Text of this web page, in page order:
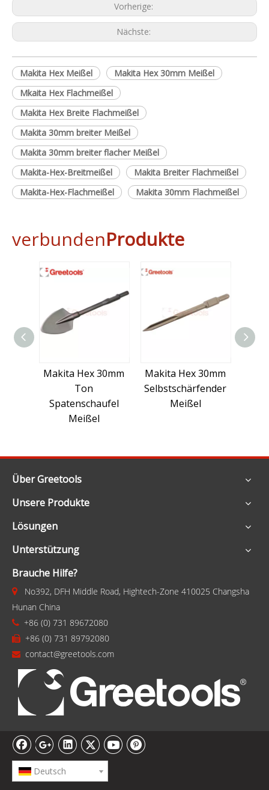
Vorherige:
Nächste:
Makita Hex Meißel
Makita Hex 30mm Meißel
Mkaita Hex Flachmeißel
Makita Hex Breite Flachmeißel
Makita 30mm breiter Meißel
Makita 30mm breiter flacher Meißel
Makita-Hex-Breitmeißel
Makita Breiter Flachmeißel
Makita-Hex-Flachmeißel
Makita 30mm Flachmeißel
verbundenProdukte
Makita Hex 30mm
Ton
Spatenschaufel
Meißel
Makita Hex 30mm
Selbstschärfender
Meißel
Über Greetools
Unsere Produkte
Lösungen
Unterstützung
Brauche Hilfe?
 No392, DFH Middle Road, Hightech-Zone 410025 Changsha
Hunan China
 +86 (0) 731 89672080
 +86 (0) 731 89792080
 contact@greetools.com
Deutsch